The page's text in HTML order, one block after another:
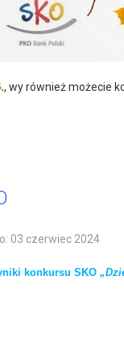
, wy również możecie
03 czerwiec 2024
konkursu SKO